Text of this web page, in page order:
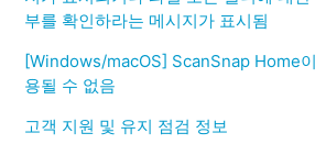
부를 확인하라는 메시지가 표시됨
[Windows/macOS] ScanSnap Home
용될 수 없음
고객 지원 및 유지 점검 정보